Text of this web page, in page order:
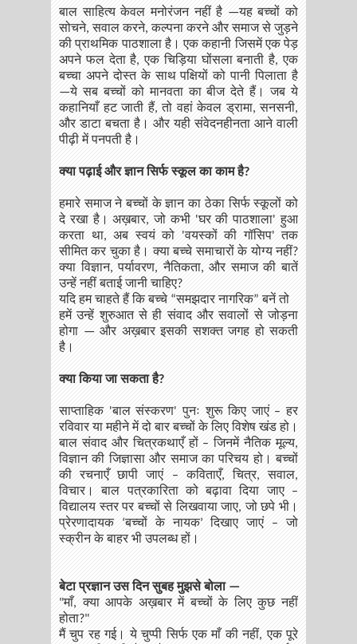
बाल साहित्य केवल मनोरंजन नहीं है —यह बच्चों को
सोचने, सवाल करने, कल्पना करने और समाज से जुड़ने
की प्राथमिक पाठशाला है। एक कहानी जिसमें एक पेड़
अपने फल देता है, एक चिड़िया घोंसला बनाती है, एक
बच्चा अपने दोस्त के साथ पक्षियों को पानी पिलाता है
—ये सब बच्चों को मानवता का बीज देते हैं। जब ये
कहानियाँ हट जाती हैं, तो वहां केवल ड्रामा, सनसनी,
और डाटा बचता है। और यही संवेदनहीनता आने वाली
पीढ़ी में पनपती है।
क्या पढ़ाई और ज्ञान सिर्फ स्कूल का काम है?
हमारे समाज ने बच्चों के ज्ञान का ठेका सिर्फ स्कूलों को
दे रखा है। अख़बार, जो कभी 'घर की पाठशाला' हुआ
करता था, अब स्वयं को 'वयस्कों की गॉसिप' तक
सीमित कर चुका है। क्या बच्चे समाचारों के योग्य नहीं?
क्या विज्ञान, पर्यावरण, नैतिकता, और समाज की बातें
उन्हें नहीं बताई जानी चाहिए?
यदि हम चाहते हैं कि बच्चे “समझदार नागरिक” बनें तो
हमें उन्हें शुरुआत से ही संवाद और सवालों से जोड़ना
होगा — और अख़बार इसकी सशक्त जगह हो सकती
है।
क्या किया जा सकता है?
साप्ताहिक 'बाल संस्करण' पुनः शुरू किए जाएं – हर
रविवार या महीने में दो बार बच्चों के लिए विशेष खंड हो।
बाल संवाद और चित्रकथाएँ हों – जिनमें नैतिक मूल्य,
विज्ञान की जिज्ञासा और समाज का परिचय हो। बच्चों
की रचनाएँ छापी जाएं – कविताएँ, चित्र, सवाल,
विचार। बाल पत्रकारिता को बढ़ावा दिया जाए –
विद्यालय स्तर पर बच्चों से लिखवाया जाए, जो छपे भी।
प्रेरणादायक ‘बच्चों के नायक’ दिखाए जाएं – जो
स्क्रीन के बाहर भी उपलब्ध हों।
बेटा प्रज्ञान उस दिन सुबह मुझसे बोला —
"माँ, क्या आपके अख़बार में बच्चों के लिए कुछ नहीं
होता?"
मैं चुप रह गई। ये चुप्पी सिर्फ एक माँ की नहीं, एक पूरे